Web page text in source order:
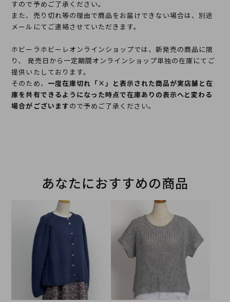
すので予めご了承ください。
また、売り切れ等の理由で商品をお届けできない場合は、別途
メールにてご連絡させていただきます。
ホビーラホビーレオンラインショップでは、新発売の商品に限
り、 発売日から一定期間オンラインショップ単独の在庫にてご
提供いたしております。
そのため、 一度在庫切れ「×」と表示された商品が実店舗と在
庫を共有できるようになった時点で在庫ありの表示へと変わる
場合がございますので予めご了承ください。
あなたにおすすめの商品